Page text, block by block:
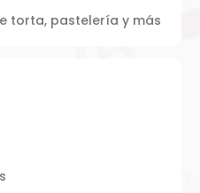
torta, pastelería y más